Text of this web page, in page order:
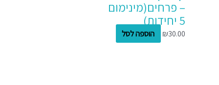
– פרחים(מינימום
5 יחידות)
₪30.00 הוספה לסל